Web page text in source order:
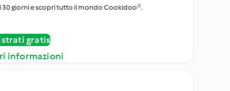
giorni e scopri tutto il mondo Cookidoo®.
gratis
informazioni